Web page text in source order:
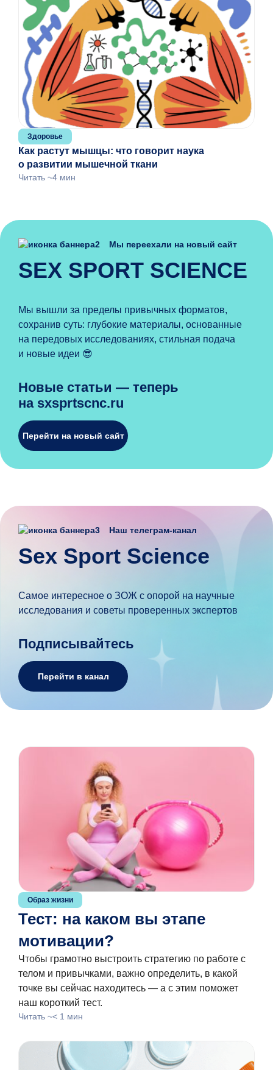
Здоровье
Как растут мышцы: что говорит наука
о развитии мышечной ткани
Читать ~4 мин
Мы переехали на новый сайт
SEX SPORT SCIENCE
Мы вышли за пределы привычных форматов,
сохранив суть: глубокие материалы, основанные
на передовых исследованиях, стильная подача
и новые идеи 😎
Новые статьи — теперь
на sxsprtscnc.ru
Перейти на новый сайт
Наш телеграм-канал
Sex Sport Science
Cамое интересное о ЗОЖ с опорой на научные
исследования и советы проверенных экспертов
Подписывайтесь
Перейти в канал
Образ жизни
Тест: на каком вы этапе
мотивации?
Чтобы грамотно выстроить стратегию по работе с
телом и привычками, важно определить, в какой
точке вы сейчас находитесь — а с этим поможет
наш короткий тест.
Читать ~< 1 мин